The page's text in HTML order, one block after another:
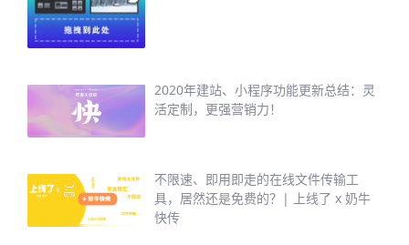
2020年建站、小程序功能更新总结：灵
活定制，更强营销力！
不限速、即用即走的在线文件传输工
具，居然还是免费的？| 上线了 x 奶牛
快传